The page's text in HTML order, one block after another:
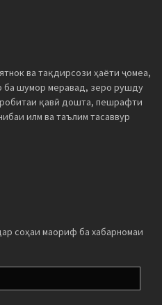
ва тақдирсози ҳаёти ҷомеа,
ба шумор меравад, зеро рушду
қавӣ дошта, пешрафти
илм ва таълим тасаввур
соҳаи маориф ба хабарномаи